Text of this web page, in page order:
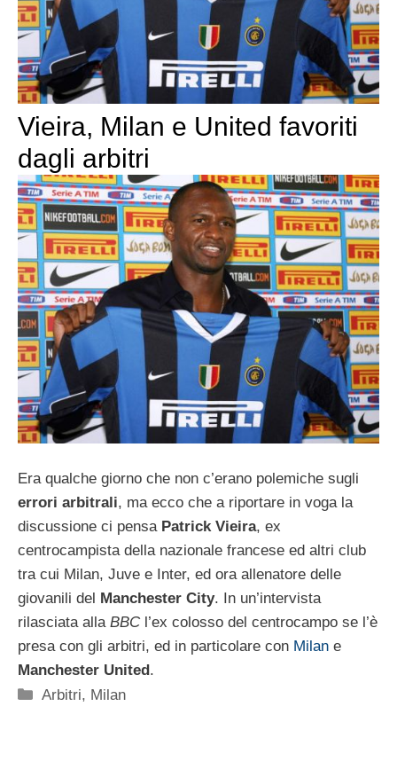
Vieira, Milan e United favoriti
dagli arbitri
Era qualche giorno che non c’erano polemiche sugli
errori arbitrali, ma ecco che a riportare in voga la
discussione ci pensa Patrick Vieira, ex
centrocampista della nazionale francese ed altri club
tra cui Milan, Juve e Inter, ed ora allenatore delle
giovanili del Manchester City. In un’intervista
rilasciata alla BBCl’ex colosso del centrocampo se l’è
presa con gli arbitri, ed in particolare con Milan e
Manchester United.
Categorie
Arbitri, Milan